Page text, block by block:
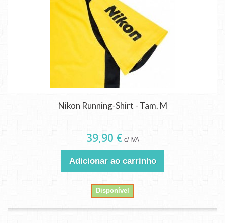
Nikon Running-Shirt - Tam. M
39,90 € c/ IVA
Adicionar ao carrinho
Disponível